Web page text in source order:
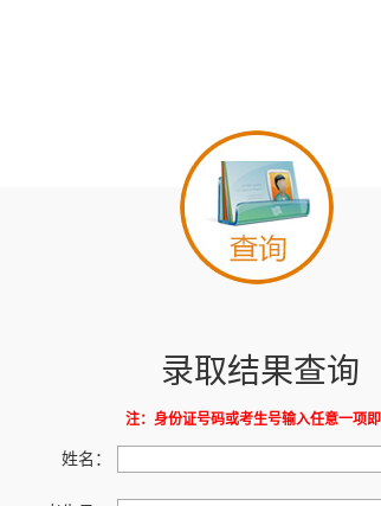
录取结果查询
注：身份证号码或考生号输入任意一项即
姓名：